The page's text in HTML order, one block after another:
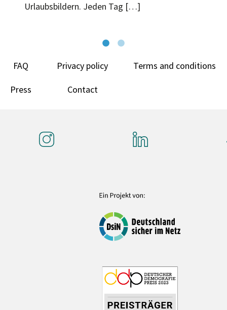
Urlaubsbildern. Jeden Tag […]
FAQ Privacy policy Terms and conditions
Press Contact